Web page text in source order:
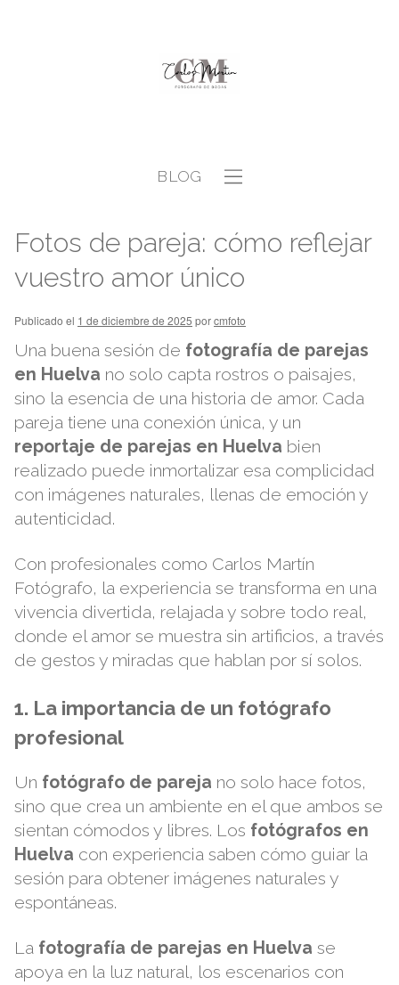
BLOG
Fotos de pareja: cómo reflejar
vuestro amor único
Publicado el 1 de diciembre de 2025 porcmfoto
Una buena sesión de fotografía de parejas
en Huelva no solo capta rostros o paisajes,
sino la esencia de una historia de amor. Cada
pareja tiene una conexión única, y un
reportaje de parejas en Huelva bien
realizado puede inmortalizar esa complicidad
con imágenes naturales, llenas de emoción y
autenticidad.
Con profesionales como Carlos Martín
Fotógrafo, la experiencia se transforma en una
vivencia divertida, relajada y sobre todo real,
donde el amor se muestra sin artificios, a través
de gestos y miradas que hablan por sí solos.
1. La importancia de un fotógrafo
profesional
Un fotógrafo de pareja no solo hace fotos,
sino que crea un ambiente en el que ambos se
sientan cómodos y libres. Los fotógrafos en
Huelva con experiencia saben cómo guiar la
sesión para obtener imágenes naturales y
espontáneas.
La fotografía de parejas en Huelva se
apoya en la luz natural, los escenarios con